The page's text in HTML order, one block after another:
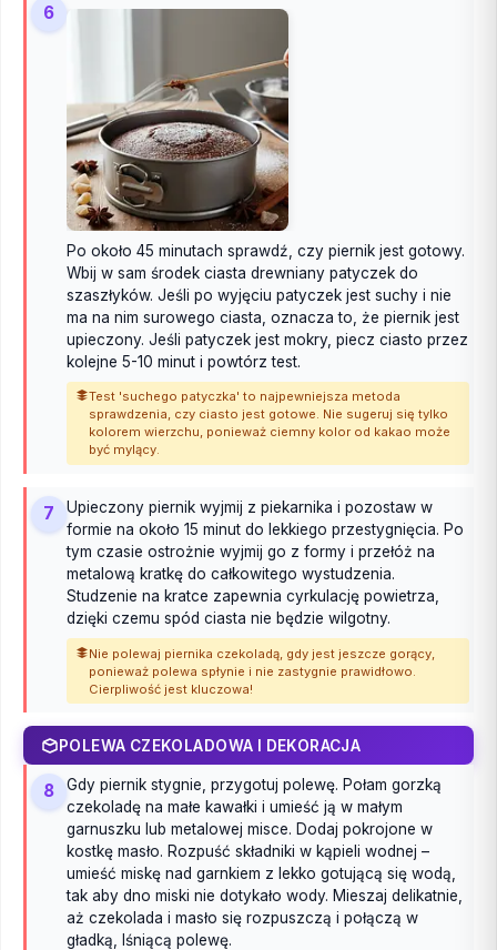
6
Po około 45 minutach sprawdź, czy piernik jest gotowy.
Wbij w sam środek ciasta drewniany patyczek do
szaszłyków. Jeśli po wyjęciu patyczek jest suchy i nie
ma na nim surowego ciasta, oznacza to, że piernik jest
upieczony. Jeśli patyczek jest mokry, piecz ciasto przez
kolejne 5-10 minut i powtórz test.
Test 'suchego patyczka' to najpewniejsza metoda
sprawdzenia, czy ciasto jest gotowe. Nie sugeruj się tylko
kolorem wierzchu, ponieważ ciemny kolor od kakao może
być mylący.
7
Upieczony piernik wyjmij z piekarnika i pozostaw w
formie na około 15 minut do lekkiego przestygnięcia. Po
tym czasie ostrożnie wyjmij go z formy i przełóż na
metalową kratkę do całkowitego wystudzenia.
Studzenie na kratce zapewnia cyrkulację powietrza,
dzięki czemu spód ciasta nie będzie wilgotny.
Nie polewaj piernika czekoladą, gdy jest jeszcze gorący,
ponieważ polewa spłynie i nie zastygnie prawidłowo.
Cierpliwość jest kluczowa!
POLEWA CZEKOLADOWA I DEKORACJA
8
Gdy piernik stygnie, przygotuj polewę. Połam gorzką
czekoladę na małe kawałki i umieść ją w małym
garnuszku lub metalowej misce. Dodaj pokrojone w
kostkę masło. Rozpuść składniki w kąpieli wodnej –
umieść miskę nad garnkiem z lekko gotującą się wodą,
tak aby dno miski nie dotykało wody. Mieszaj delikatnie,
aż czekolada i masło się rozpuszczą i połączą w
gładką, lśniącą polewę.